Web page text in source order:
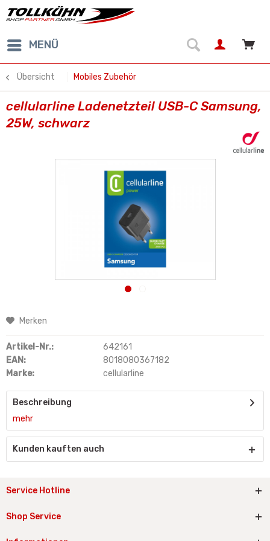
MENÜ
Übersicht Mobiles Zubehör
cellularline Ladenetzteil USB-C Samsung,
25W, schwarz
Merken
Artikel-Nr.:
642161
EAN:
8018080367182
Marke:
cellularline
Beschreibung
mehr
Kunden kauften auch
Service Hotline
Shop Service